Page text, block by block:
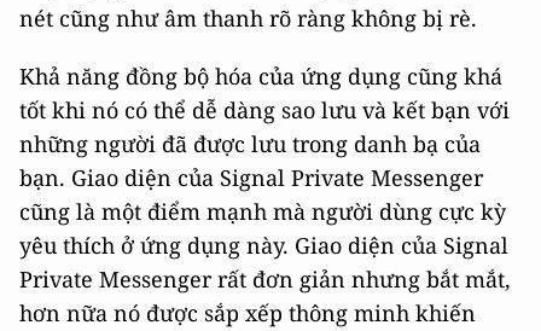
nét cũng như âm thanh rõ ràng không bị rè.
Khả năng đồng bộ hóa của ứng dụng cũng khá
tốt khi nó có thể dễ dàng sao lưu và kết bạn với
những người đã được lưu trong danh bạ của
bạn. Giao diện của Signal Private Messenger
cũng là một điểm mạnh mà người dùng cực kỳ
yêu thích ở ứng dụng này. Giao diện của Signal
Private Messenger rất đơn giản nhưng bắt mắt,
hơn nữa nó được sắp xếp thông minh khiến